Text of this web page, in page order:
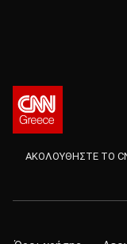
ΑΚΟΛΟΥΘΗΣΤΕ ΤΟ